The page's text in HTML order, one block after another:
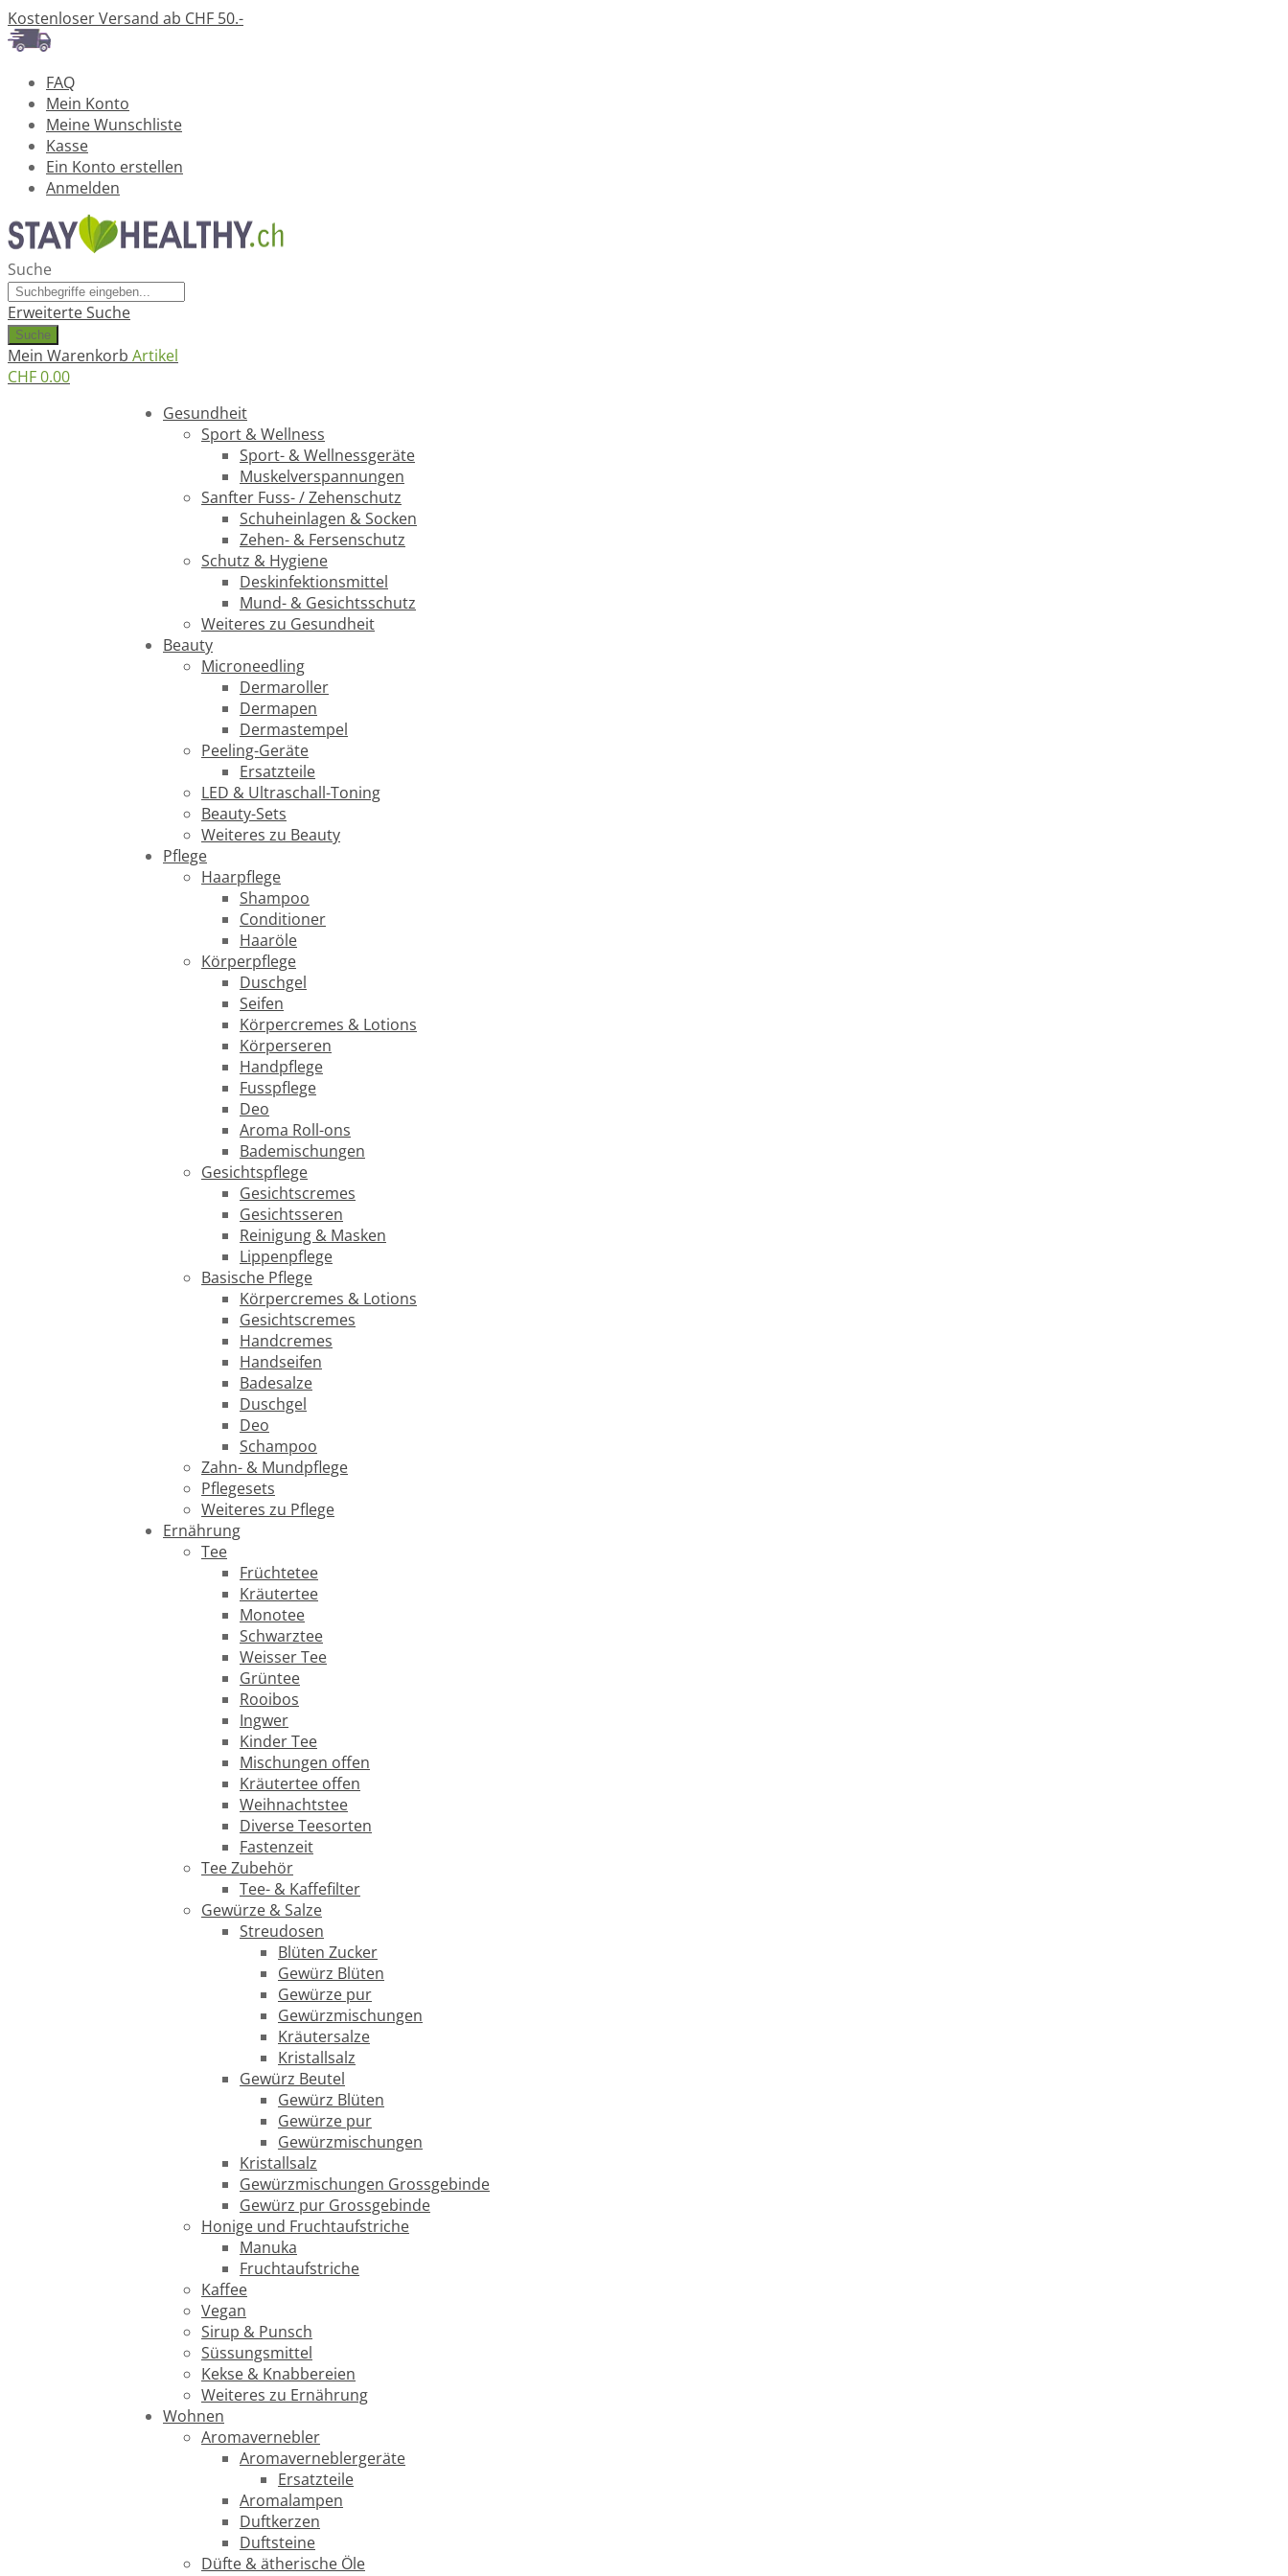
Kostenloser Versand ab CHF 50.-
FAQ
Mein Konto
Meine Wunschliste
Kasse
Ein Konto erstellen
Anmelden
Suche
Erweiterte Suche
Suche
Mein Warenkorb Artikel
CHF 0.00
Gesundheit
Sport & Wellness
Sport- & Wellnessgeräte
Muskelverspannungen
Sanfter Fuss- / Zehenschutz
Schuheinlagen & Socken
Zehen- & Fersenschutz
Schutz & Hygiene
Deskinfektionsmittel
Mund- & Gesichtsschutz
Weiteres zu Gesundheit
Beauty
Microneedling
Dermaroller
Dermapen
Dermastempel
Peeling-Geräte
Ersatzteile
LED & Ultraschall-Toning
Beauty-Sets
Weiteres zu Beauty
Pflege
Haarpflege
Shampoo
Conditioner
Haaröle
Körperpflege
Duschgel
Seifen
Körpercremes & Lotions
Körperseren
Handpflege
Fusspflege
Deo
Aroma Roll-ons
Bademischungen
Gesichtspflege
Gesichtscremes
Gesichtsseren
Reinigung & Masken
Lippenpflege
Basische Pflege
Körpercremes & Lotions
Gesichtscremes
Handcremes
Handseifen
Badesalze
Duschgel
Deo
Schampoo
Zahn- & Mundpflege
Pflegesets
Weiteres zu Pflege
Ernährung
Tee
Früchtetee
Kräutertee
Monotee
Schwarztee
Weisser Tee
Grüntee
Rooibos
Ingwer
Kinder Tee
Mischungen offen
Kräutertee offen
Weihnachtstee
Diverse Teesorten
Fastenzeit
Tee Zubehör
Tee- & Kaffefilter
Gewürze & Salze
Streudosen
Blüten Zucker
Gewürz Blüten
Gewürze pur
Gewürzmischungen
Kräutersalze
Kristallsalz
Gewürz Beutel
Gewürz Blüten
Gewürze pur
Gewürzmischungen
Kristallsalz
Gewürzmischungen Grossgebinde
Gewürz pur Grossgebinde
Honige und Fruchtaufstriche
Manuka
Fruchtaufstriche
Kaffee
Vegan
Sirup & Punsch
Süssungsmittel
Kekse & Knabbereien
Weiteres zu Ernährung
Wohnen
Aromavernebler
Aromaverneblergeräte
Ersatzteile
Aromalampen
Duftkerzen
Duftsteine
Düfte & ätherische Öle